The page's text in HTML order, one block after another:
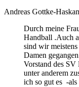
Andreas Gottke-
Durch meine
Handball .Auch
sind wir
Damen
Vorstand des
unter anderem
ich so gut es -